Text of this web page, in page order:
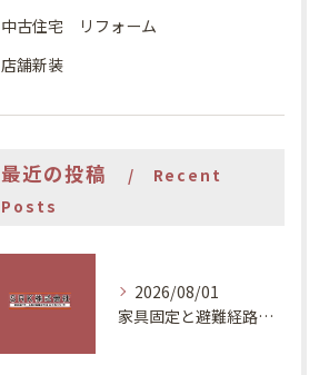
中古住宅 リフォーム
店舗新装
最近の投稿
Recent
Posts
2026/08/01
家具固定と避難経路で安全な住まいづくり